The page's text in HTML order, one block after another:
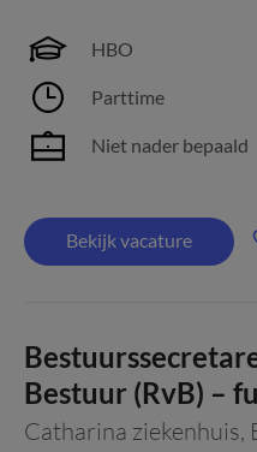
HBO
Parttime
Niet nader bepaald
Bekijk vacature
Bestuur (RvB) –
Catharina ziekenhuis,